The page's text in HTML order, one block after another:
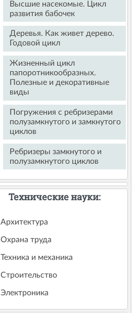
Высшие насекомые. Цикл
развития бабочек
Деревья. Как живет дерево.
Годовой цикл
Жизненный цикл
папоротникообразных.
Полезные и декоративные
виды
Погружения с ребризерами
полузамкнутого и замкнутого
циклов
Ребризеры замкнутого и
полузамкнутого циклов
Технические науки:
Архитектура
Охрана труда
Техника и механика
Строительство
Электроника